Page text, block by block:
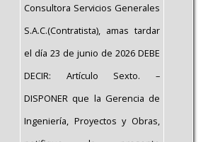
Consultora Servicios Generales
S.A.C.(Contratista), amas tardar
el día 23 de junio de 2026 DEBE
DECIR: Artículo Sexto. –
DISPONER que la Gerencia de
Ingeniería, Proyectos y Obras,